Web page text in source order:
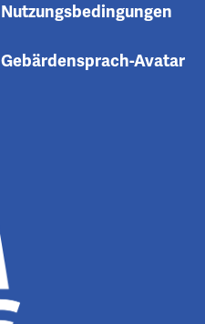
Nutzungsbedingungen
Gebärdensprach-Avatar